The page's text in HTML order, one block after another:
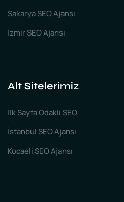
Sakarya SEO Ajansı
İzmir SEO Ajansı
Alt Sitelerimiz
İlk Sayfa Odaklı SEO
İstanbul SEO Ajansı
Kocaeli SEO Ajansı